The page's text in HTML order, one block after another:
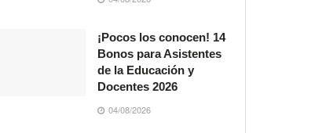
¡Pocos los conocen! 14
Bonos para Asistentes
de la Educación y
Docentes 2026
04/08/2026